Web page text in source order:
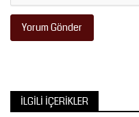
Yorum Gönder
İLGILI İÇERIKLER